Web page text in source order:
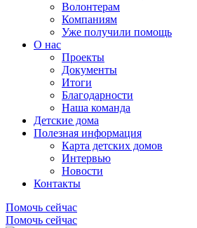
Волонтерам
Компаниям
Уже получили помощь
О нас
Проекты
Документы
Итоги
Благодарности
Наша команда
Детские дома
Полезная информация
Карта детских домов
Интервью
Новости
Контакты
Помочь сейчас
Помочь сейчас